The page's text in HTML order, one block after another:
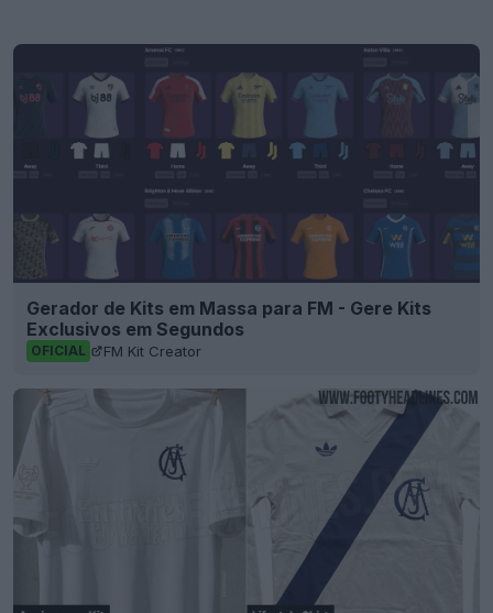
Gerador de Kits em Massa para FM - Gere Kits
Exclusivos em Segundos
OFICIAL FM Kit Creator